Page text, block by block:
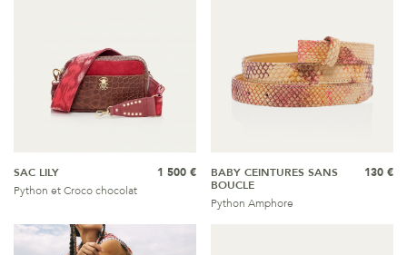
SAC LILY
Python et Croco chocolat
1 500 €
BABY CEINTURES SANS
BOUCLE
Python Amphore
130 €